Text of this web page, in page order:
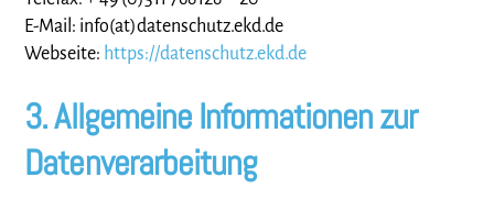
E-Mail: info(at)datenschutz.ekd.de
Webseite: https://datenschutz.ekd.de
3. Allgemeine Informationen zur
Datenverarbeitung